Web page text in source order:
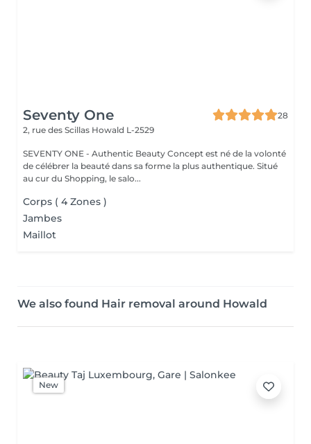
Seventy One
28
2, rue des Scillas Howald L-2529
SEVENTY ONE - Authentic Beauty Concept est né de la volonté
de célébrer la beauté dans sa forme la plus authentique. Situé
au cur du Shopping, le salo...
Corps ( 4 Zones )
Jambes
Maillot
We also found Hair removal around Howald
New